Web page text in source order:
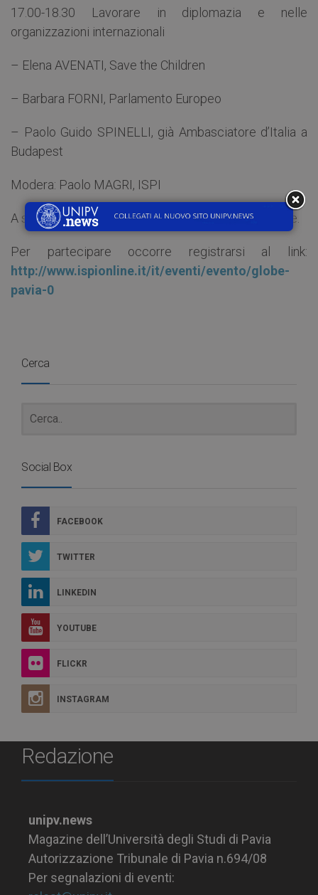
17.00-18.30 Lavorare in diplomazia e nelle
organizzazioni internazionali
– Elena AVENATI, Save the Children
– Barbara FORNI, Parlamento Europeo
– Paolo Guido SPINELLI, già Ambasciatore d’Italia a
Budapest
Modera: Paolo MAGRI, ISPI
A seguire incontro libero con i relatori della sessione.
Per partecipare occorre registrarsi al link:
http://www.ispionline.it/it/eventi/evento/globe-
pavia-0
Cerca
Social Box
FACEBOOK
TWITTER
LINKEDIN
YOUTUBE
FLICKR
INSTAGRAM
Redazione
unipv.news
Magazine dell’Università degli Studi di Pavia
Autorizzazione Tribunale di Pavia n.694/08
Per segnalazioni di eventi: